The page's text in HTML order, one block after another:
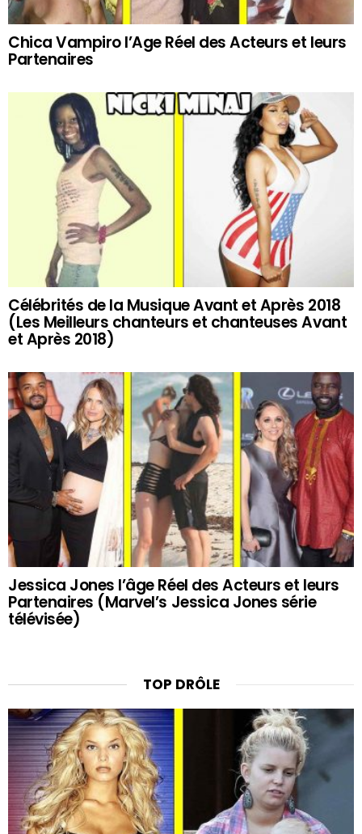
Chica Vampiro l’Age Réel des Acteurs et leurs
Partenaires
Célébrités de la Musique Avant et Après 2018
(Les Meilleurs chanteurs et chanteuses Avant
et Après 2018)
Jessica Jones l’âge Réel des Acteurs et leurs
Partenaires (Marvel’s Jessica Jones série
télévisée)
TOP DRÔLE